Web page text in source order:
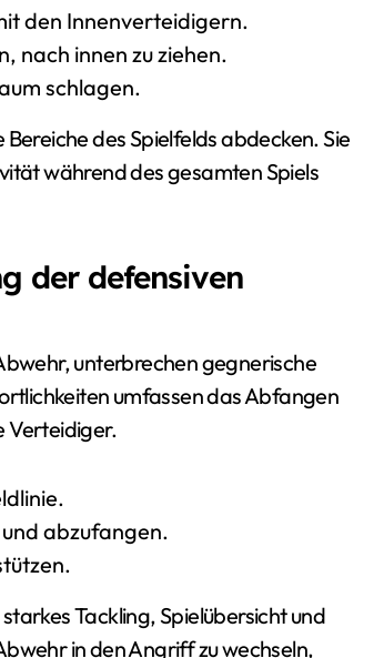
den Innenverteidigern.
nach innen zu ziehen.
schlagen.
des Spielfelds abdecken. Sie
während des gesamten Spiels
der defensiven
unterbrechen gegnerische
umfassen das Abfangen
Verteidiger.
abzufangen.
Tackling, Spielübersicht und
in den Angriff zu wechseln,